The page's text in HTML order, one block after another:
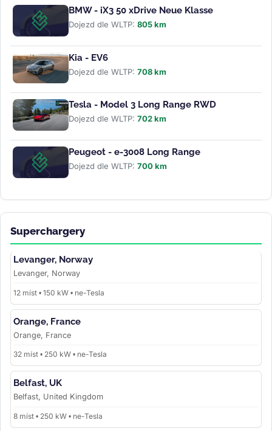
BMW - iX3 50 xDrive Neue Klasse
Dojezd dle WLTP: 805 km
Kia - EV6
Dojezd dle WLTP: 708 km
Tesla - Model 3 Long Range RWD
Dojezd dle WLTP: 702 km
Peugeot - e-3008 Long Range
Dojezd dle WLTP: 700 km
Superchargery
Levanger, Norway
Levanger, Norway
12 míst • 150 kW • ne-Tesla
Orange, France
Orange, France
32 míst • 250 kW • ne-Tesla
Belfast, UK
Belfast, United Kingdom
8 míst • 250 kW • ne-Tesla